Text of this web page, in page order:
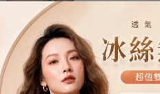
搭技巧，清爽顯瘦不尷尬